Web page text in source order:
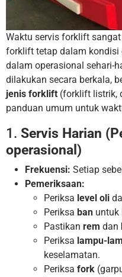
Waktu servis forklift
forklift tetap dalam kondisi
dalam operasional sehari-
dilakukan secara berkala,
jenis forklift (forklift listrik,
panduan umum untuk
1. Servis Harian
operasional)
Frekuensi: Setiap
Pemeriksaan:
Periksa level oli
Periksa ban untuk
Pastikan rem dan
Periksa lampu-
keselamatan.
Periksa fork